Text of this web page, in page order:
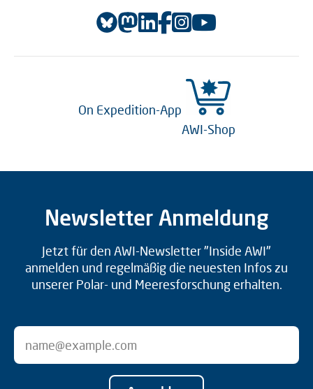
On Expedition-App
AWI-Shop
Newsletter Anmeldung
Jetzt für den AWI-Newsletter "Inside AWI"
anmelden und regelmäßig die neuesten Infos zu
unserer Polar- und Meeresforschung erhalten.